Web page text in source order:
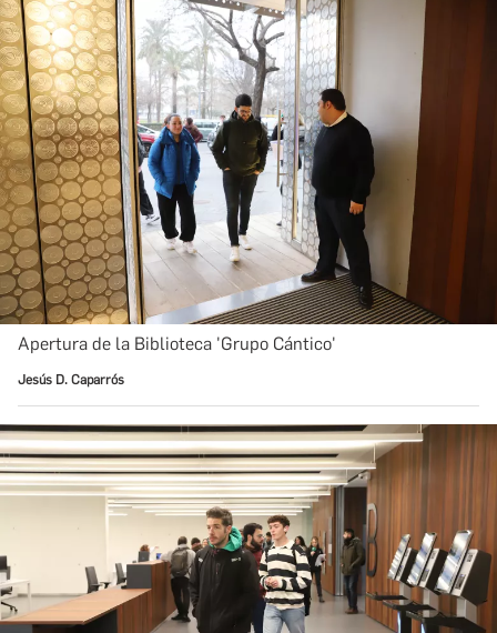
Apertura de la Biblioteca 'Grupo Cántico'
Jesús D. Caparrós